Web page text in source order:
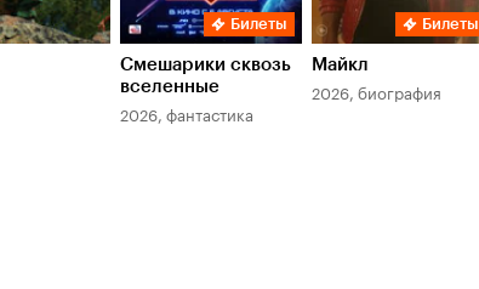
Билеты
Смешарики сквозь
вселенные
2026, фантастика
Билеты
Майкл
2026, биография